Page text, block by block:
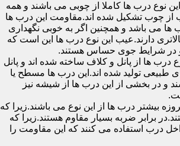
نوع درب ها کاملا از چوبی می باشند و همه
چوب تشکیل شده اند.مقاومت این درب ها
ها می باشد و همچنین اگر به خوبی نگهداری
دارند.عیب این نوع درب ها این است که
در شرایط جوی حساس هستند.
درب ها از پانل و کلاف ساخته شده اند و پانل
طبیعی تولید شده اند.این درب ها مسطح یا
و در بخشی از این درب ها از شیشه نیز
بیشتر درب ها از این نوع می باشند.زیرا که
برابر ضربه بسیار مقاوم هستند.زیرا که
درب استفاده می کنند که این مقاومت را